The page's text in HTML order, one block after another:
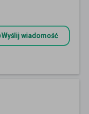
Wyślij wiadomość